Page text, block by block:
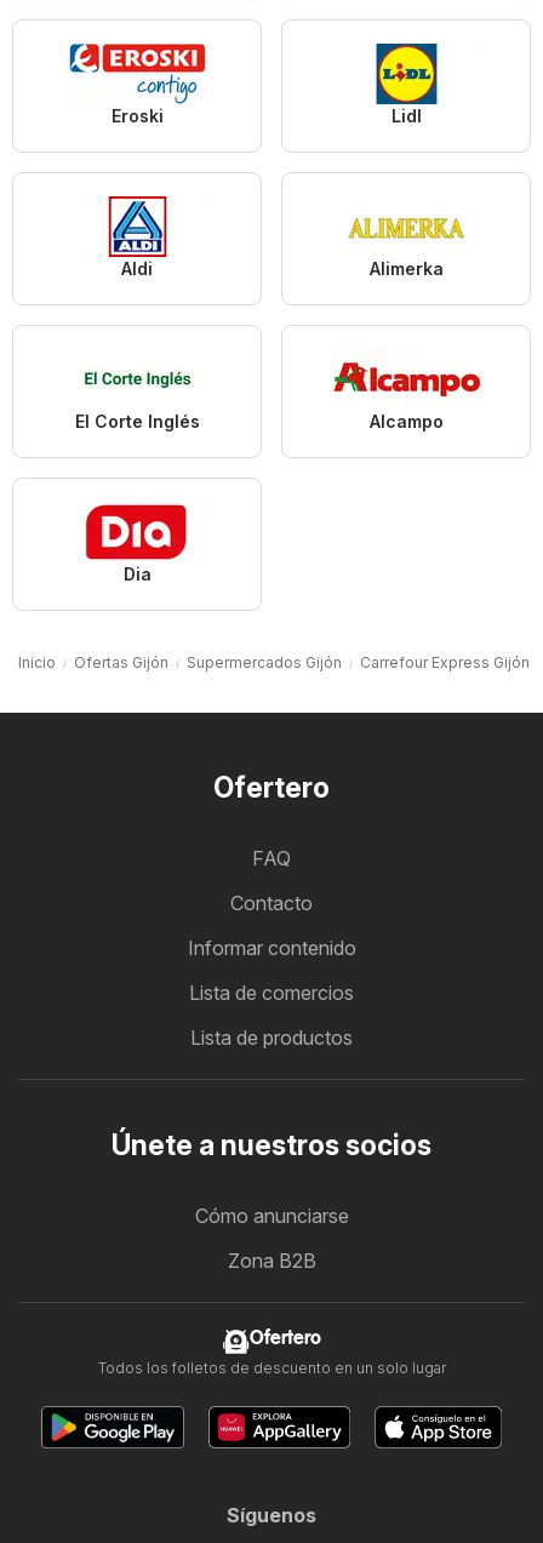
Eroski Lidl
Aldi Alimerka
El Corte Inglés Alcampo
Dia
Inicio Ofertas Gijón Supermercados Gijón Carrefour Express Gijón
Ofertero
FAQ
Contacto
Informar contenido
Lista de comercios
Lista de productos
Únete a nuestros socios
Cómo anunciarse
Zona B2B
Ofertero
Todos los folletos de descuento en un solo lugar
Síguenos